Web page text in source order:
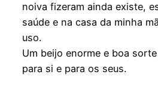
noiva fizeram ainda existe,
saúde e na casa da minha
uso.
Um beijo enorme e boa
para si e para os seus.